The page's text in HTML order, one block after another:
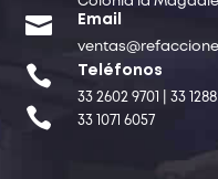
 Email
 Teléfonos
33 2602 9701 | 33 1288
 33 1071 6057